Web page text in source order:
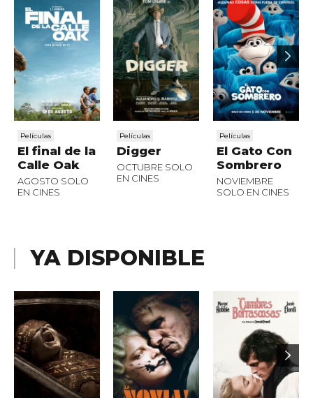
Películas
El final de la
Calle Oak
AGOSTO SOLO
EN CINES
Películas
Digger
OCTUBRE SOLO
EN CINES
Películas
El Gato Con
Sombrero
NOVIEMBRE
SOLO EN CINES
YA DISPONIBLE